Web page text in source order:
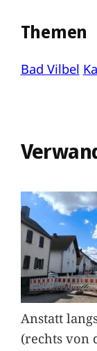
Themen
Bad Vilbel
Anstatt
(rechts von